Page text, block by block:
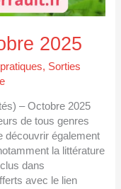
2025
, Sorties
– Octobre 2025
de tous genres
découvrir également
la littérature
dans
avec le lien